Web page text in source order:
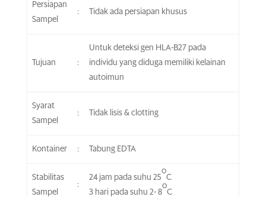
Persiapan
Sampel
: Tidak ada persiapan khusus
Tujuan :
Untuk deteksi gen HLA-B27 pada
individu yang diduga memiliki kelainan
autoimun
Syarat
Sampel
: Tidak lisis & clotting
Kontainer : Tabung EDTA
Stabilitas
Sampel
:
24 jam pada suhu 25
o
C
3 hari pada suhu 2- 8
o
C